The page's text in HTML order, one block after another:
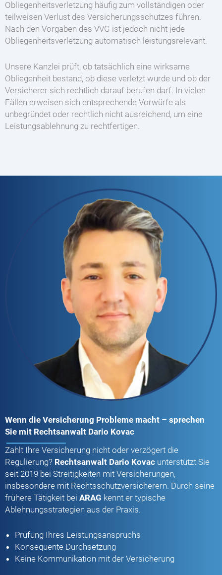
Obliegenheitsverletzung häufig zum vollständigen oder
teilweisen Verlust des Versicherungsschutzes führen.
Nach den Vorgaben des VVG ist jedoch nicht jede
Obliegenheitsverletzung automatisch leistungsrelevant.
Unsere Kanzlei prüft, ob tatsächlich eine wirksame
Obliegenheit bestand, ob diese verletzt wurde und ob der
Versicherer sich rechtlich darauf berufen darf. In vielen
Fällen erweisen sich entsprechende Vorwürfe als
unbegründet oder rechtlich nicht ausreichend, um eine
Leistungsablehnung zu rechtfertigen.
Wenn die Versicherung Probleme macht – sprechen
Sie mit Rechtsanwalt Dario Kovac
Zahlt Ihre Versicherung nicht oder verzögert die
Regulierung? Rechtsanwalt Dario Kovac unterstützt Sie
seit 2019 bei Streitigkeiten mit Versicherungen,
insbesondere mit Rechtsschutzversicherern. Durch seine
frühere Tätigkeit bei ARAG kennt er typische
Ablehnungsstrategien aus der Praxis.
Prüfung Ihres Leistungsanspruchs
Konsequente Durchsetzung
Keine Kommunikation mit der Versicherung